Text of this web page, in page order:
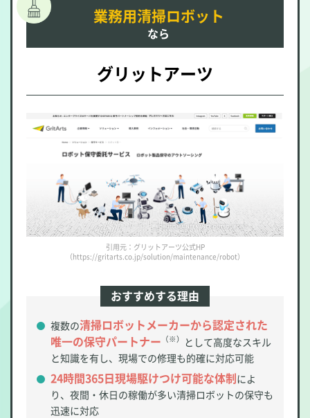
業務用清掃ロボット
なら
グリットアーツ
引用元：グリットアーツ公式HP
（https://gritarts.co.jp/solution/maintenance/robot）
おすすめする理由
複数の清掃ロボットメーカーから認定された
唯一の保守パートナー （※）
として高度なスキル
と知識を有し、現場での修理も的確に対応可能
24時間365日現場駆けつけ可能な体制によ
り、夜間・休日の稼働が多い清掃ロボットの保守も
迅速に対応